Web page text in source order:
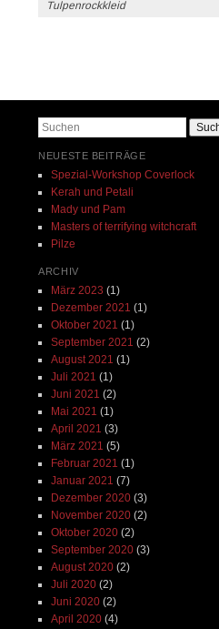
Tulpenrockkleid
Suchen
NEUESTE BEITRÄGE
Spezial-Workshop Coverlock
Kerah und Petali
Mady und Pam
Masters of terrifying witchcraft
Pilze
ARCHIV
März 2023 (1)
Dezember 2021 (1)
Oktober 2021 (1)
September 2021 (2)
August 2021 (1)
Juli 2021 (1)
Juni 2021 (2)
Mai 2021 (1)
April 2021 (3)
März 2021 (5)
Februar 2021 (1)
Januar 2021 (7)
Dezember 2020(3)
November 2020(2)
Oktober 2020(2)
September 2020(3)
August 2020(2)
Juli 2020(2)
Juni 2020(2)
April 2020(4)